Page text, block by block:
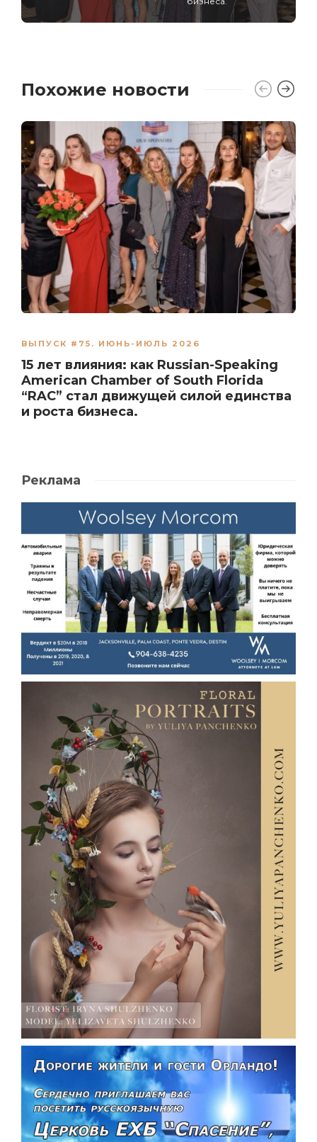
Похожие новости
ВЫПУСК #75. ИЮНЬ-ИЮЛЬ 2026
15 лет влияния: как Russian-Speaking
American Chamber of South Florida
“RAC” стал движущей силой единства
и роста бизнеса.
Реклама